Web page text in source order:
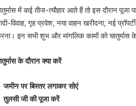
में कई तीज-त्यौहार आते हैं तो इस दौरान पूजा
विवाह, गृह प्रवेश, नया वाहन खरीदना, नई
इन सभी शुभ और मांगलिक कामों को चातुर्मास
के दौरान क्या करें
जमीन पर बिस्तर लगाकर सोएं
तुलसी जी की पूजा करें